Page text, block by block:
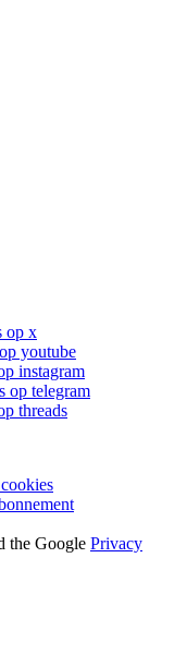
op x
youtube
instagram
op telegram
threads
the Google Privacy